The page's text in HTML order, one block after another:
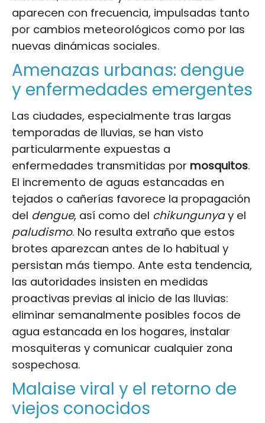
aparecen con frecuencia, impulsadas tanto
por cambios meteorológicos como por las
nuevas dinámicas sociales.
Amenazas urbanas: dengue
y enfermedades emergentes
Las ciudades, especialmente tras largas
temporadas de lluvias, se han visto
particularmente expuestas a
enfermedades transmitidas por mosquitos.
El incremento de aguas estancadas en
tejados o cañerías favorece la propagación
del dengue, así como del chikungunyay el
paludismo. No resulta extraño que estos
brotes aparezcan antes de lo habitual y
persistan más tiempo. Ante esta tendencia,
las autoridades insisten en medidas
proactivas previas al inicio de las lluvias:
eliminar semanalmente posibles focos de
agua estancada en los hogares, instalar
mosquiteras y comunicar cualquier zona
sospechosa.
Malaise viral y el retorno de
viejos conocidos